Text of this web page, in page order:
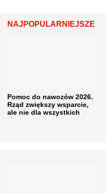
NAJPOPULARNIEJSZE
Pomoc do nawozów 2026.
Rząd zwiększy wsparcie,
ale nie dla wszystkich